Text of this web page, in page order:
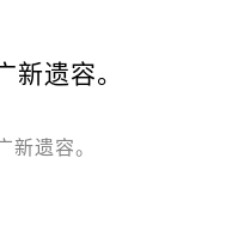
新遗容。